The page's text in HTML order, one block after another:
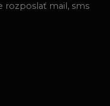
rozposlať mail, sms